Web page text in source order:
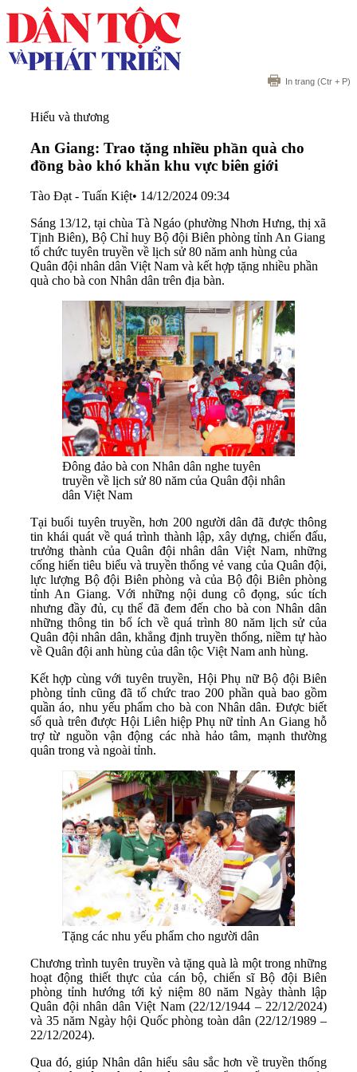
In trang (Ctr + P)
Hiểu và thương
An Giang: Trao tặng nhiều phần quà cho
đồng bào khó khăn khu vực biên giới
Tào Đạt - Tuấn Kiệt• 14/12/2024 09:34
Sáng 13/12, tại chùa Tà Ngáo (phường Nhơn Hưng, thị xã
Tịnh Biên), Bộ Chỉ huy Bộ đội Biên phòng tỉnh An Giang
tổ chức tuyên truyền về lịch sử 80 năm anh hùng của
Quân đội nhân dân Việt Nam và kết hợp tặng nhiều phần
quà cho bà con Nhân dân trên địa bàn.
Đông đảo bà con Nhân dân nghe tuyên
truyền về lịch sử 80 năm của Quân đội nhân
dân Việt Nam
Tại buổi tuyên truyền, hơn 200 người dân đã được thông
tin khái quát về quá trình thành lập, xây dựng, chiến đấu,
trưởng thành của Quân đội nhân dân Việt Nam, những
cống hiến tiêu biểu và truyền thống vẻ vang của Quân đội,
lực lượng Bộ đội Biên phòng và của Bộ đội Biên phòng
tỉnh An Giang. Với những nội dung cô đọng, súc tích
nhưng đầy đủ, cụ thể đã đem đến cho bà con Nhân dân
những thông tin bổ ích về quá trình 80 năm lịch sử của
Quân đội nhân dân, khẳng định truyền thống, niềm tự hào
về Quân đội anh hùng của dân tộc Việt Nam anh hùng.
Kết hợp cùng với tuyên truyền, Hội Phụ nữ Bộ đội Biên
phòng tỉnh cũng đã tổ chức trao 200 phần quà bao gồm
quần áo, nhu yếu phẩm cho bà con Nhân dân. Được biết
số quà trên được Hội Liên hiệp Phụ nữ tỉnh An Giang hỗ
trợ từ nguồn vận động các nhà hảo tâm, mạnh thường
quân trong và ngoài tỉnh.
Tặng các nhu yếu phẩm cho người dân
Chương trình tuyên truyền và tặng quà là một trong những
hoạt động thiết thực của cán bộ, chiến sĩ Bộ đội Biên
phòng tỉnh hướng tới kỷ niệm 80 năm Ngày thành lập
Quân đội nhân dân Việt Nam (22/12/1944 – 22/12/2024)
và 35 năm Ngày hội Quốc phòng toàn dân (22/12/1989 –
22/12/2024).
Qua đó, giúp Nhân dân hiểu sâu sắc hơn về truyền thống